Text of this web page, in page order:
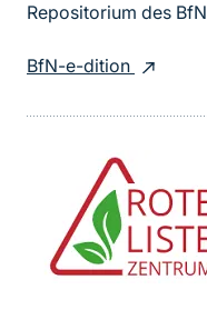
Repositorium des BfN
BfN-e-dition